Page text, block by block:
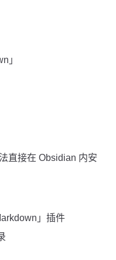
」
直接在 Obsidian 内安
」插件